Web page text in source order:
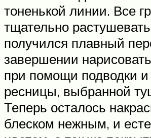
тоненькой линии. Все
тщательно
получился плавный
завершении
при помощи подводки и
ресницы, выбранной
Теперь осталось
блеском нежным, и